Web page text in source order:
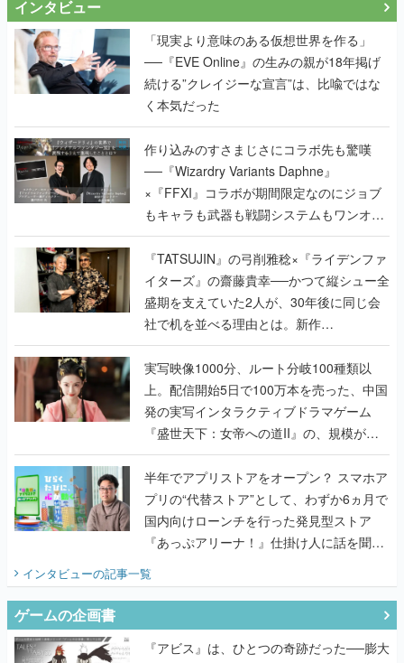
く本気だった
作り込みのすさまじさにコラボ先も驚嘆
──『Wizardry Variants Daphne』
×『FFXI』コラボが期間限定なのにジョブ
もキャラも武器も戦闘システムもワンオフ
で作り込まれた理由を両ディレクターに聞
く
『TATSUJIN』の弓削雅稔×『ライデンファ
イターズ』の齋藤貴幸──かつて縦シュー全
盛期を支えていた2人が、30年後に同じ会
社で机を並べる理由とは。新作
『TATSUJIN EXTREME』で初タッグを組
んだレジェンド2人に訊く開発秘話
実写映像1000分、ルート分岐100種類以
上。配信開始5日で100万本を売った、中国
発の実写インタラクティブドラマゲーム
『盛世天下：女帝への道II』の、規模が違
うこだわりをプロデューサーに聞いた
半年でアプリストアをオープン？ スマホア
プリの“代替ストア”として、わずか6ヵ月で
国内向けローンチを行った発見型ストア
『あっぷアリーナ！』仕掛け人に話を聞い
てみた
インタビューの記事一覧
『アビス』は、ひとつの奇跡だった──膨大
な開発資料とともに『テイルズ オブ ジ ア
るRPG」が生まれた理由【ゲームの企画